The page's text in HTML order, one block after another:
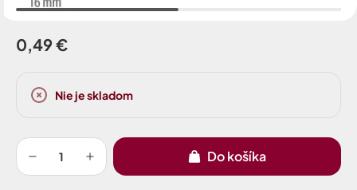
0,49 €
Nie je skladom
Do košíka